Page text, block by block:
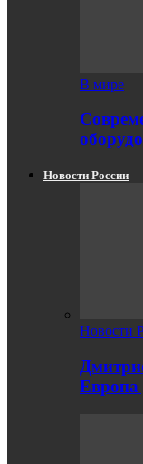
В мире
Новости России
Новости
Европа